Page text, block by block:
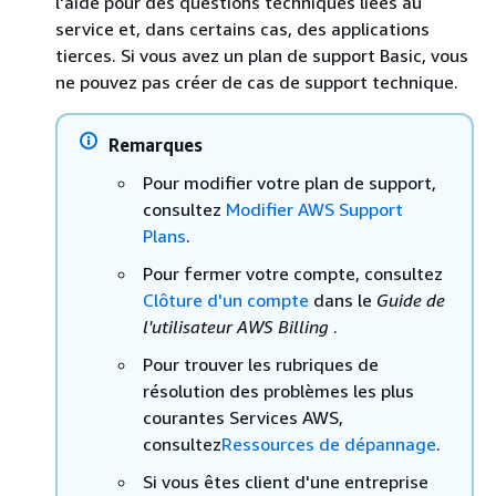
service et, dans certains cas, des applications
tierces. Si vous avez un plan de support Basic, vous
ne pouvez pas créer de cas de support technique.
Remarques
Pour modifier votre plan de support,
consultez Modifier AWS Support
Plans.
Pour fermer votre compte, consultez
Clôture d'un compte dans le Guide de
l'utilisateur AWS Billing .
Pour trouver les rubriques de
résolution des problèmes les plus
courantes Services AWS,
consultezRessources de dépannage.
Si vous êtes client d'une entreprise